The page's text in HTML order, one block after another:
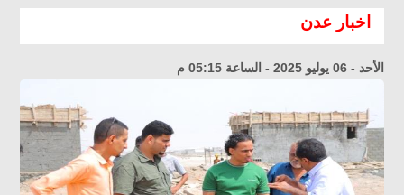
اخبار عدن
الأحد - 06 يوليو 2025 - الساعة 05:15 م